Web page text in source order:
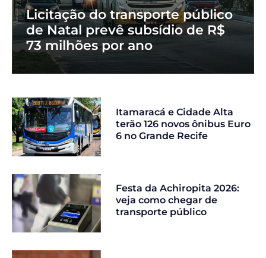
Licitação do transporte público
de Natal prevê subsídio de R$
73 milhões por ano
Itamaracá e Cidade Alta
terão 126 novos ônibus Euro
6 no Grande Recife
Festa da Achiropita 2026:
veja como chegar de
transporte público